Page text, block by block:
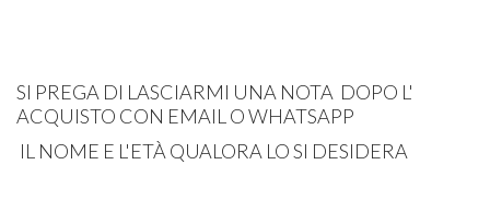
SI PREGA DI LASCIARMI UNA NOTA DOPO L'
ACQUISTO CON EMAIL O WHATSAPP
IL NOME E L'ETÀ QUALORA LO SI DESIDERA